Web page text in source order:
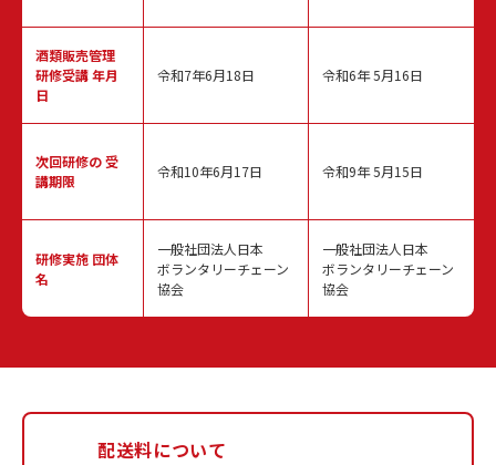
酒類販売管理
研修受講 年月
日
次回研修の受
講期限
研修実施 団体
名
令和7年6月18日
令和10年6月17日
一般社団法人日本
ボランタリーチェーン
協会
令和6年 5月16日
令和9年 5月15日
一般社団法人日本
ボランタリーチェーン
協会
配送料について